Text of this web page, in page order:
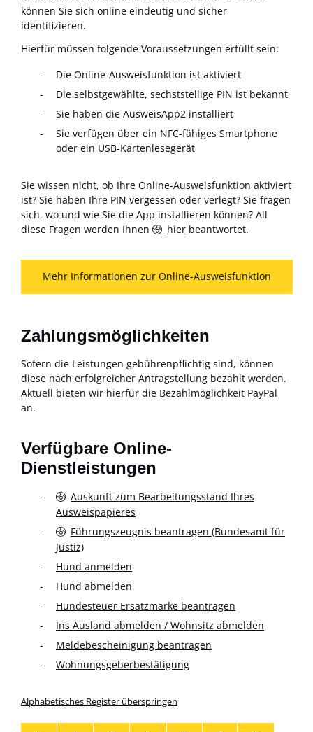
können Sie sich online eindeutig und sicher
identifizieren.
Hierfür müssen folgende Voraussetzungen erfüllt sein:
Die Online-Ausweisfunktion ist aktiviert
Die selbstgewählte, sechststellige PIN ist bekannt
Sie haben die AusweisApp2 installiert
Sie verfügen über ein NFC-fähiges Smartphone
oder ein USB-Kartenlesegerät
Sie wissen nicht, ob Ihre Online-Ausweisfunktion aktiviert
ist? Sie haben Ihre PIN vergessen oder verlegt? Sie fragen
sich, wo und wie Sie die App installieren können? All
diese Fragen werden Ihnen
hier beantwortet.
Mehr Informationen zur Online-Ausweisfunktion
Zahlungsmöglichkeiten
Sofern die Leistungen gebührenpflichtig sind, können
diese nach erfolgreicher Antragstellung bezahlt werden.
Aktuell bieten wir hierfür die Bezahlmöglichkeit PayPal
an.
Verfügbare Online-
Dienstleistungen
Auskunft zum Bearbeitungsstand Ihres
Ausweispapieres
Führungszeugnis beantragen (Bundesamt für
Justiz)
Hund anmelden
Hund abmelden
Hundesteuer Ersatzmarke beantragen
Ins Ausland abmelden / Wohnsitz abmelden
Meldebescheinigung beantragen
Wohnungsgeberbestätigung
Alphabetisches Register überspringen